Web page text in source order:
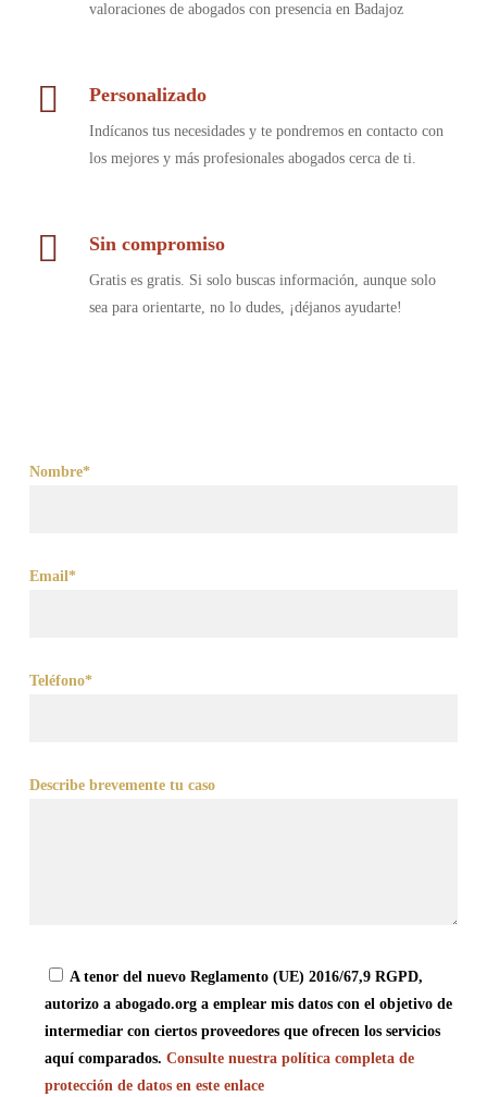
valoraciones de abogados con presencia en Badajoz
Personalizado
Indícanos tus necesidades y te pondremos en contacto con
los mejores y más profesionales abogados cerca de ti.
Sin compromiso
Gratis es gratis. Si solo buscas información, aunque solo
sea para orientarte, no lo dudes, ¡déjanos ayudarte!
Nombre*
Email*
Teléfono*
Describe brevemente tu caso
A tenor del nuevo Reglamento (UE) 2016/67,9 RGPD,
autorizo a abogado.org a emplear mis datos con el objetivo de
intermediar con ciertos proveedores que ofrecen los servicios
aquí comparados. Consulte nuestra política completa de
protección de datos en este enlace